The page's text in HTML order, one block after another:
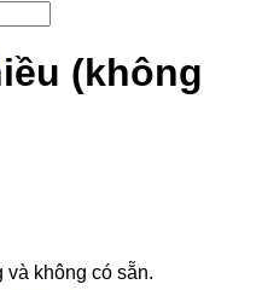
(không
và không có sẵn.